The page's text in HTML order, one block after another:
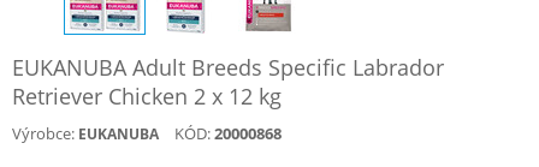
EUKANUBA Adult Breeds Specific Labrador
Retriever Chicken 2 x 12 kg
Výrobce: EUKANUBA KÓD:20000868